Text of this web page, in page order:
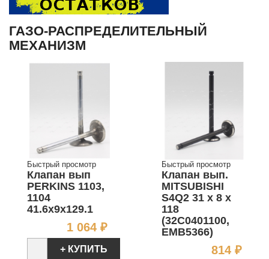
ГАЗО-РАСПРЕДЕЛИТЕЛЬНЫЙ
МЕХАНИЗМ
Быстрый просмотр
Клапан вып
PERKINS 1103,
1104
41.6x9x129.1
1 064 ₽Цена
+ КУПИТЬ
Быстрый просмотр
Клапан вып.
MITSUBISHI
S4Q2 31 x 8 x
118
(32C0401100,
EMB5366)
814 ₽